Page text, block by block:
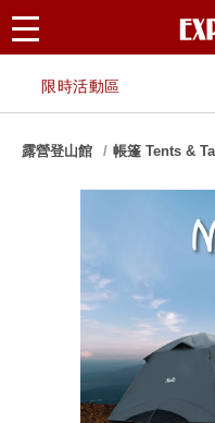
限時活動區
露營登山館 帳篷 Tents &